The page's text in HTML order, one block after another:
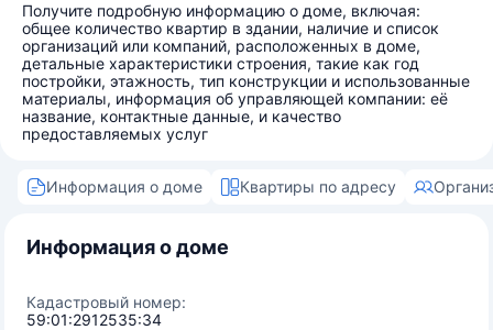
Получите подробную информацию о доме, включая:
общее количество квартир в здании, наличие и список
организаций или компаний, расположенных в доме,
детальные характеристики строения, такие как год
постройки, этажность, тип конструкции и использованные
материалы, информация об управляющей компании: её
название, контактные данные, и качество
предоставляемых услуг
Информация о доме Квартиры по адресу
Информация о доме
Кадастровый номер:
59:01:2912535:34